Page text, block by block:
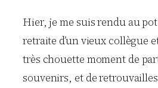
Hier, je me suis rendu au
retraite d’un vieux collègue
très chouette moment de
souvenirs, et de